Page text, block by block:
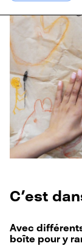
C’est
Avec
boîte pour y